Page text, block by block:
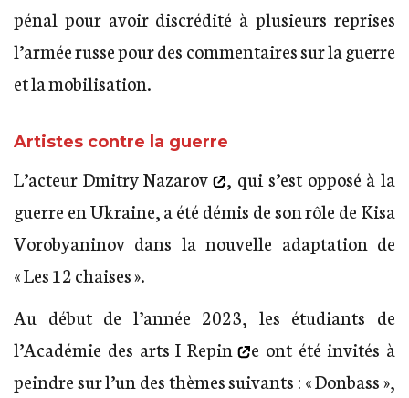
pénal pour avoir discrédité à plusieurs reprises
l’armée russe pour des commentaires sur la guerre
et la mobilisation.
Artistes contre la guerre
L’acteur Dmitry Nazarov
, qui s’est opposé à la
guerre en Ukraine, a été démis de son rôle de Kisa
Vorobyaninov dans la nouvelle adaptation de
« Les 12 chaises ».
Au début de l’année 2023, les étudiants de
l’Académie des arts I Repin
e ont été invités à
peindre sur l’un des thèmes suivants : « Donbass »,